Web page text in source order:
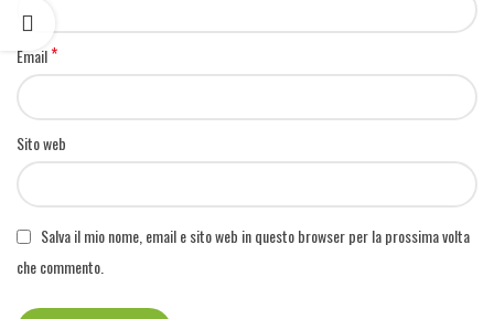
Email*
Sito web
Salva il mio nome, email e sito web in questo browser per la prossima volta
che commento.